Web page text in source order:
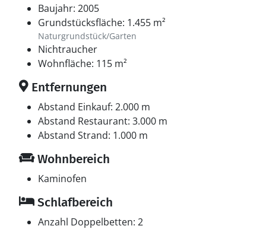
Baujahr: 2005
Grundstücksfläche: 1.455 m²
Naturgrundstück/Garten
Nichtraucher
Wohnfläche: 115 m²
Entfernungen
Abstand Einkauf: 2.000 m
Abstand Restaurant: 3.000 m
Abstand Strand: 1.000 m
Wohnbereich
Kaminofen
Schlafbereich
Anzahl Doppelbetten: 2